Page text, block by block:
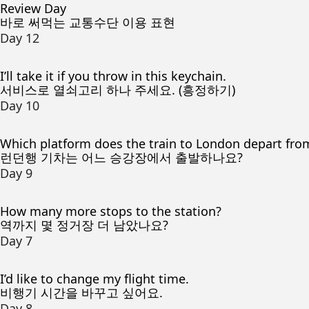
Review Day
바로 써먹는 교통수단 이용 표현
Day 12
I’ll take it if you throw in this keychain.
서비스로 열쇠고리 하나 주세요. (흥정하기)
Day 10
Which platform does the train to London depart
런던행 기차는 어느 승강장에서 출발하나요?
Day 9
How many more stops to the station?
역까지 몇 정거장 더 남았나요?
Day 7
I’d like to change my flight time.
비행기 시간을 바꾸고 싶어요.